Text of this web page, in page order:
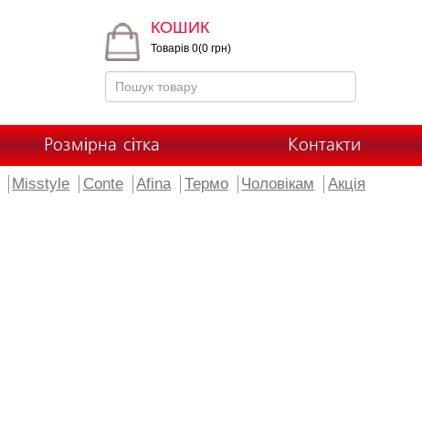
КОШИК
Товарів 0(0 грн)
Розмірна сітка Контакти
Misstyle Conte Afina Термо Чоловікам Акція